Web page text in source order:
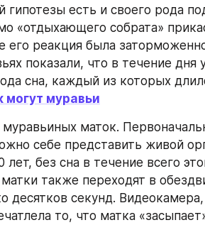
гипотезы есть и своего рода
«отдыхающего собрата»
его реакция была
показали, что в течение дня
сна, каждый из которых
могут муравьи
маток.
себе представить живой
без сна в течение всего
также переходят в
десятков секунд.
то, что матка